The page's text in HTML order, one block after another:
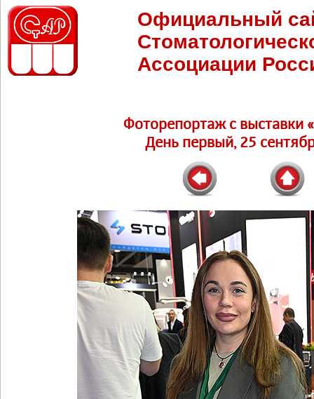
Официальный
Ассоциации
Фоторепортаж c выставки
День первый, 25